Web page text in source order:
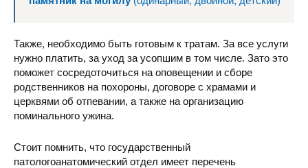
Также, необходимо быть готовым к тратам. За все услуги
нужно платить, за уход за усопшим в том числе. Зато это
поможет сосредоточиться на оповещении и сборе
родственников на похороны, договоре с храмами и
церквями об отпевании, а также на организацию
поминального ужина.
Стоит помнить, что государственный
патологоанатомический отдел имеет перечень